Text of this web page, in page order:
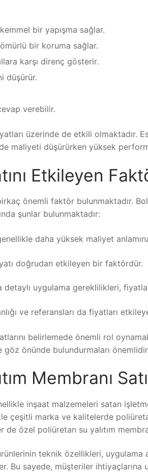
bir yapışma sağlar.
bir koruma sağlar.
karşı direnç gösterir.
düşürür.
verebilir.
üzerinde de etkili olmaktadır.
maliyeti düşürürken yüksek
Etkileyen
önemli faktör bulunmaktadır.
şunlar bulunmaktadır:
daha yüksek maliyet
doğrudan etkileyen bir faktördür.
uygulama gereklilikleri,
ve referansları da fiyatları
belirlemede önemli rol
önünde bulundurmaları
Membranı
inşaat malzemeleri satan
çeşitli marka ve kalitelerde
de özel poliüretan su yalıtım
teknik özellikleri, uygulama
Bu sayede, müşteriler ihtiyaçlarına